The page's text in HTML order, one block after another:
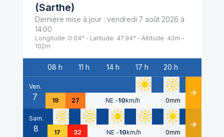
(Sarthe)
Dernière mise à jour : vendredi 7 août 2026 à
14:00
Longitude: 0.04° - Latitude: 47.94° - Altitude: 43m -
102m
Date
08 h 11 h 14 h 17 h 20 h
Ven.
7 19 27 NE -10km/h 0mm Détails
Sam.
8 17 32 NE -10km/h 0mm Détails